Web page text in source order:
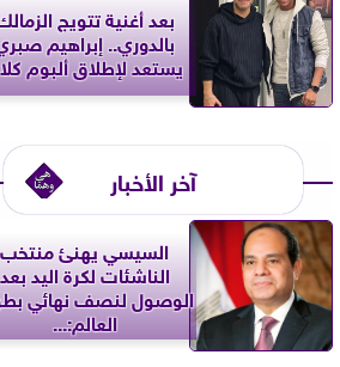
بعد أغنية تتويج
بالدوري.. إبراهيم
يستعد لإطلاق ألبوم
آخر الأخبار
السيسي يهنئ منتخب
الناشئات لكرة اليد بعد
الوصول لنصف نهائي
العالم:...